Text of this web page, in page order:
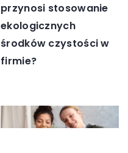
przynosi stosowanie
ekologicznych
środków czystości w
firmie?